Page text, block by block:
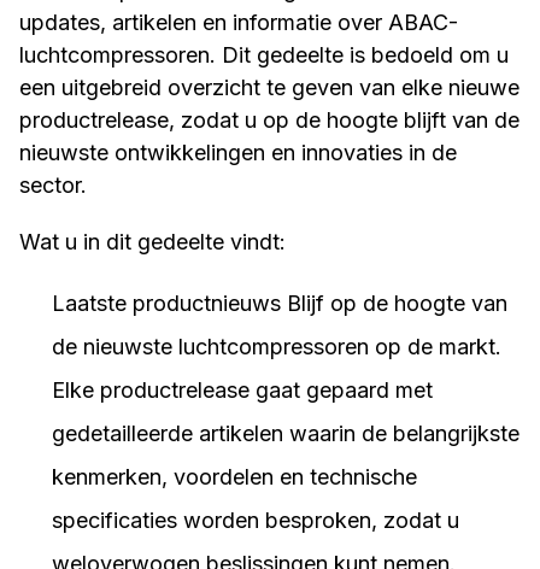
updates, artikelen en informatie over ABAC-
luchtcompressoren. Dit gedeelte is bedoeld om u
een uitgebreid overzicht te geven van elke nieuwe
productrelease, zodat u op de hoogte blijft van de
nieuwste ontwikkelingen en innovaties in de
sector.
Wat u in dit gedeelte vindt:
Laatste productnieuws Blijf op de hoogte van
de nieuwste luchtcompressoren op de markt.
Elke productrelease gaat gepaard met
gedetailleerde artikelen waarin de belangrijkste
kenmerken, voordelen en technische
specificaties worden besproken, zodat u
weloverwogen beslissingen kunt nemen.